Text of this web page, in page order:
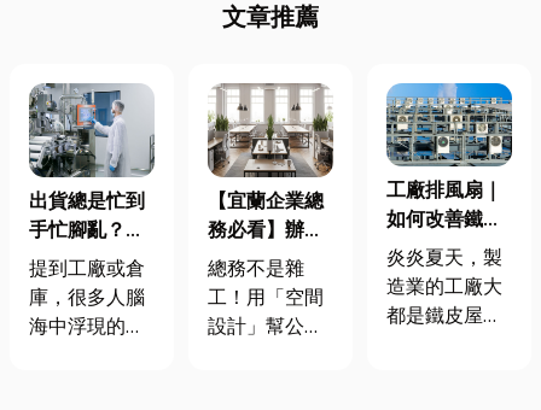
文章推薦
出貨總是忙到
手忙腳亂？包
裝自動化其實
沒有你想像中
那麼遙遠！
提到工廠或倉
庫，很多人腦
海中浮現的畫
【宜蘭企業總
務必看】辦公
室如何打造高
效能職場？從
辦公桌椅、系
總務不是雜
工！用「空間
設計」幫公司
工廠排風扇｜
如何改善鐵皮
屋頂廠房的溫
度
炎炎夏天，製
造業的工廠大
都是鐵皮屋